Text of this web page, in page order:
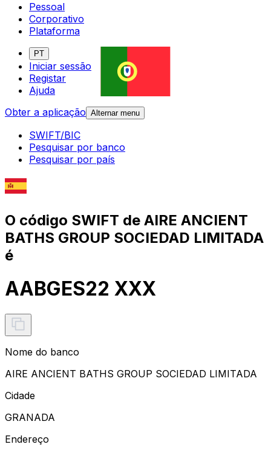
Pessoal
Corporativo
Plataforma
PT
Iniciar sessão
Registar
Ajuda
Obter a aplicação Alternar menu
SWIFT/BIC
Pesquisar por banco
Pesquisar por país
O código SWIFT de AIRE ANCIENT
BATHS GROUP SOCIEDAD LIMITADA
é
AABGES22 XXX
Nome do banco
AIRE ANCIENT BATHS GROUP SOCIEDAD LIMITADA
Cidade
GRANADA
Endereço